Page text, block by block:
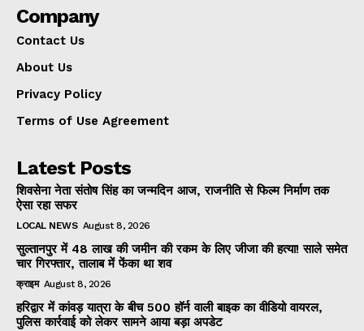
Company
Contact Us
About Us
Privacy Policy
Terms of Use Agreement
Latest Posts
शिवसेना नेता संतोष सिंह का जन्मदिन आज, राजनीति से फिल्म निर्माण तक
ऐसा रहा सफर
LOCAL NEWS August 8, 2026
सुल्तानपुर में 48 लाख की जमीन की रकम के लिए जीजा की हत्या! साले समेत
चार गिरफ्तार, तालाब में फेंका था शव
क्राइम August 8, 2026
हरिद्वार में कांवड़ यात्रा के बीच 500 हॉर्न वाली बाइक का वीडियो वायरल,
पुलिस कार्रवाई को लेकर सामने आया बड़ा अपडेट